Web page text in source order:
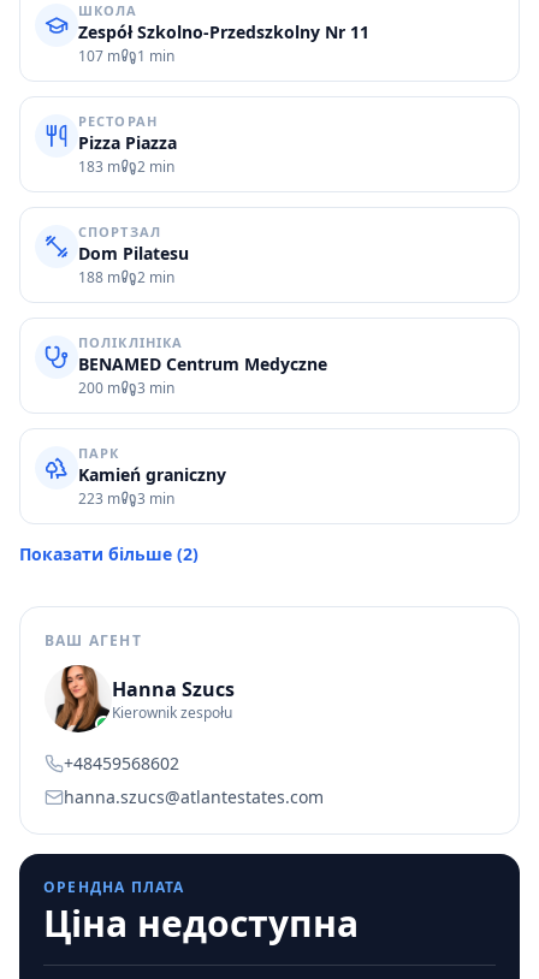
ШКОЛА
Zespół Szkolno-Przedszkolny Nr 11
107 m 1 min
РЕСТОРАН
Pizza Piazza
183 m 2 min
СПОРТЗАЛ
Dom Pilatesu
188 m 2 min
ПОЛІКЛІНІКА
BENAMED Centrum Medyczne
200 m 3 min
ПАРК
Kamień graniczny
223 m 3 min
Показати більше (2)
ВАШ АГЕНТ
Hanna Szucs
Kierownik zespołu
+48459568602
hanna.szucs@atlantestates.com
ОРЕНДНА ПЛАТА
Ціна недоступна